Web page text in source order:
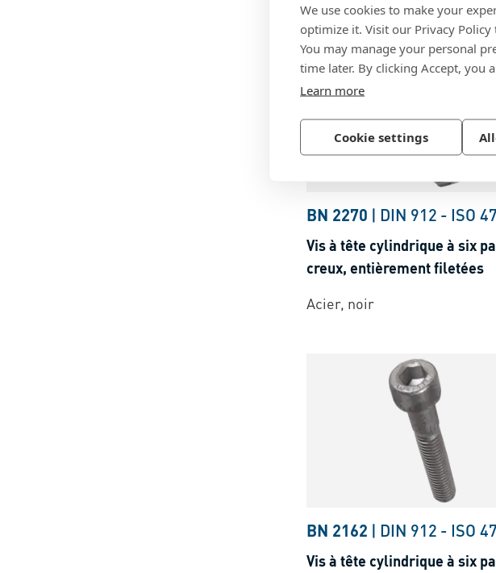
We use cookies to make your
optimize it. Visit our Privacy
You may manage your personal
time later. By clicking Accept, you
Learn more
Cookie settings
Acier, zingué-bleu
BN 2270 | DIN 912 - ISO
Vis à tête cylindrique à six
creux, entièrement filetées
Acier, noir
BN 2162 | DIN 912 - ISO
Vis à tête cylindrique à six